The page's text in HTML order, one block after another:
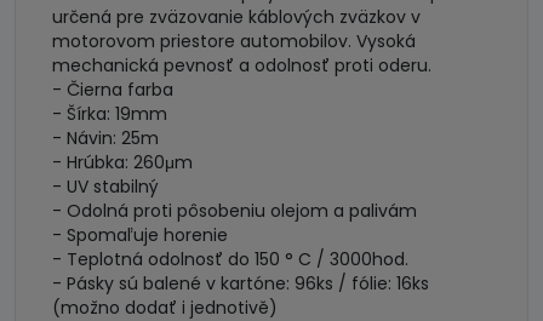
určená pre zväzovanie káblových zväzkov v
motorovom priestore automobilov. Vysoká
mechanická pevnosť a odolnosť proti oderu.
- Čierna farba
- Šírka: 19mm
- Návin: 25m
- Hrúbka: 260μm
- UV stabilný
- Odolná proti pôsobeniu olejom a palivám
- Spomaľuje horenie
- Teplotná odolnosť do 150 ° C / 3000hod.
- Pásky sú balené v kartóne: 96ks / fólie: 16ks
(možno dodať i jednotivě)